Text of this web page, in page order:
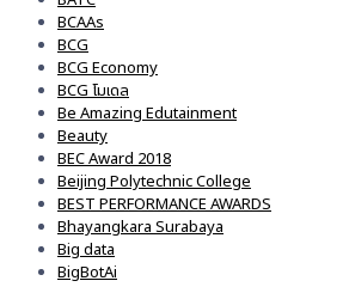
BCAAs
BCG
BCG Economy
BCG โมเดล
Be Amazing Edutainment
Beauty
BEC Award 2018
Beijing Polytechnic College
BEST PERFORMANCE AWARDS
Bhayangkara Surabaya
Big data
BigBotAi